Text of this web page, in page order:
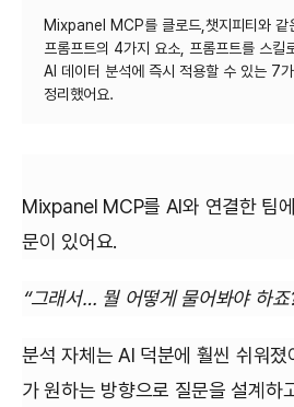
Mixpanel MCP를 클로드,챗지피티와 같
프롬프트의 4가지 요소, 프롬프트를 스킬
AI 데이터 분석에 즉시 적용할 수 있는 7
Mixpanel MCP를 AI와 연결한 팀
문이 있어요.
“그래서… 뭘 어떻게 물어봐야 하죠
분석 자체는 AI 덕분에 훨씬 쉬워졌
가 원하는 방향으로 질문을 설계하